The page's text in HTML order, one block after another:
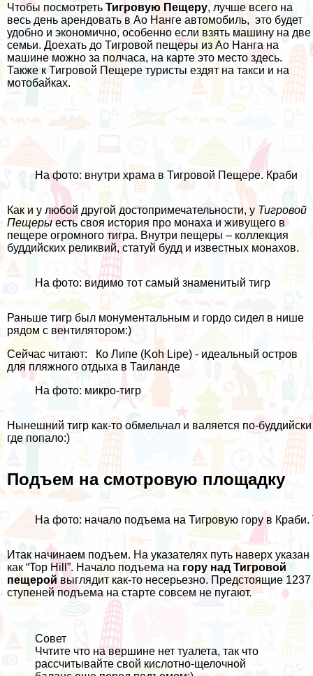
Чтобы посмотреть Тигровую Пещеру, лучше всего на
весь день арендовать в Ао Нанге автомобиль, это будет
удобно и экономично, особенно если взять машину на две
семьи. Доехать до Тигровой пещеры из Ао Нанга на
машине можно за полчаса, на карте это местоздесь.
Также к Тигровой Пещере туристы ездят на такси и на
мотобайках.
На фото: внутри храма в Тигровой Пещере. Краби
Как и у любой другой достопримечательности, у Тигровой
Пещерыесть своя история про монаха и живущего в
пещере огромного тигра. Внутри пещеры – коллекция
буддийских реликвий, статуй будд и известных монахов.
На фото: видимо тот самый знаменитый тигр
Раньше тигр был монументальным и гордо сидел в нише
рядом с вентилятором:)
Сейчас читают:
Ко Липе (Koh Lipe) - идеальный остров
для пляжного отдыха в Таиланде
На фото: микро-тигр
Нынешний тигр как-то обмельчал и валяется по-буддийски
где попало:)
Подъем на смотровую площадку
На фото: начало подъема на Тигровую гору в Краби.
Итак начинаем подъем. На указателях путь наверх указан
как “Top Hill”. Начало подъема на гору над Тигровой
пещеройвыглядит как-то несерьезно. Предстоящие 1237
ступеней подъема на старте совсем не пугают.
Совет
Ччтите что на вершине нет туалета, так что
рассчитывайте свой кислотно-щелочной